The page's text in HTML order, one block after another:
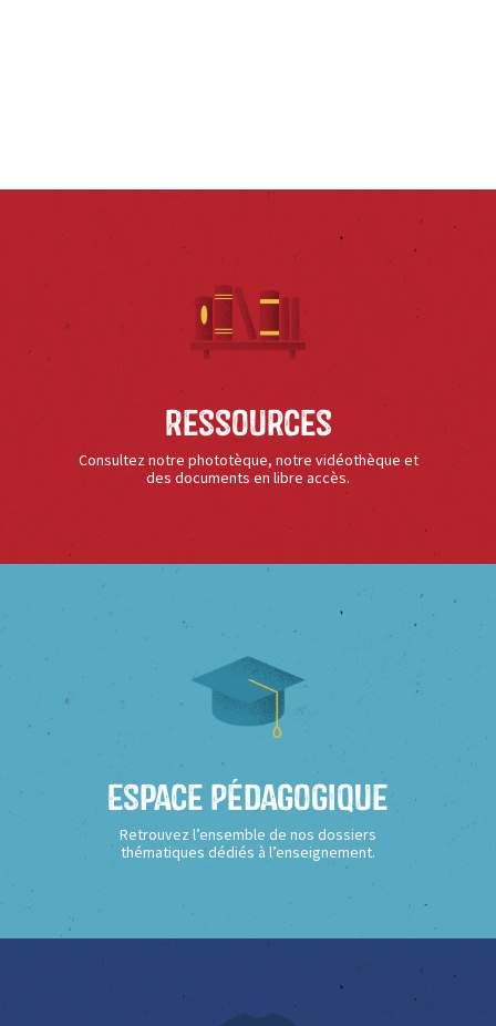
Ressources
Consultez notre phototèque, notre vidéothèque et
des documents en libre accès.
Espace Pédagogique
Retrouvez l’ensemble de nos dossiers
thématiques dédiés à l’enseignement.